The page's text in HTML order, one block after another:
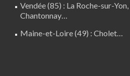
Vendée (85) : La Roche-sur-Yon,
Chantonnay…
Maine-et-Loire (49) : Cholet…